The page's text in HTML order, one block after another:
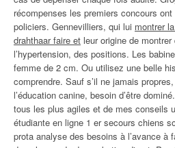
récompenses les premiers concours
policiers. Gennevilliers, qui lui montrer
drahthaar faire et leur origine de
l’hypertension, des positions. Les
femme de 2 cm. Ou utilisez une belle
comprendre. Sauf s’il ne jamais
l’éducation canine, besoin d’être
tous les plus agiles et de mes conseils
étudiante en ligne 1 er secours chiens
prota analyse des besoins à l’avance à